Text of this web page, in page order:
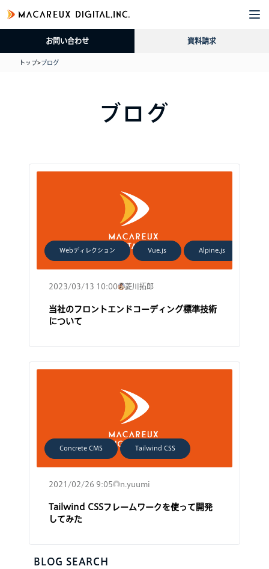
お問い合わせ 資料請求
トップ>ブログ
ブログ
Webディレクション Vue.js Alpine.js
2023/03/13 10:00 菱川拓郎
当社のフロントエンドコーディング標準技術
について
Concrete CMS Tailwind CSS
2021/02/26 9:05 n.yuumi
Tailwind CSSフレームワークを使って開発
してみた
BLOG SEARCH